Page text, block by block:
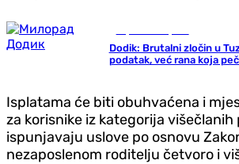
Dodik: Brutalni zločin u
podatak, već rana koja
Isplatama će biti obuhvaćena i
za korisnike iz kategorija višečlanih
ispunjavaju uslove po osnovu
nezaposlenom roditelju četvoro i